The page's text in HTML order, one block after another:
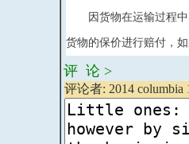
因货物在运输过程中
货物的保价进行赔付，
评 论 >
评论者: 2014 columbia